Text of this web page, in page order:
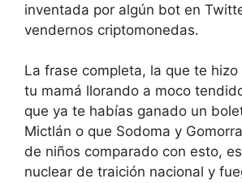
inventada por algún bot en
vendernos criptomonedas.
La frase completa, la que te hizo
tu mamá llorando a moco
que ya te habías ganado un
Mictlán o que Sodoma y
de niños comparado con esto,
nuclear de traición nacional y